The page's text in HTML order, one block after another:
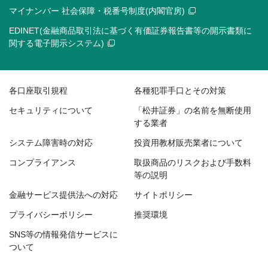
マイナンバー 社会保障・税番号制度(内閣官房)
EDINET(金融商品取引法に基づく有価証券報告書等の開示書類に
関する電子開示システム)
各口座取引規程 各種犯罪手口とその対策
セキュリティについて
「松井証券」の名前を無断使用
する業者
システム障害時の対応 投資用教材販売業者について
コンプライアンス
取扱商品のリスクおよび手数料
等の説明
金融サービス提供法への対応 サイトポリシー
プライバシーポリシー 推奨環境
SNS等の情報発信サービスに
ついて